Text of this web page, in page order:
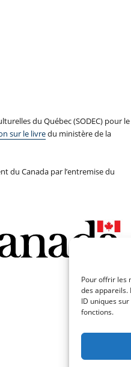
Pour offrir les
des appareils.
ID uniques
fonctions.
du Québec (SODEC) pour le
sur le livredu ministère de la
du Canada par l’entremise du